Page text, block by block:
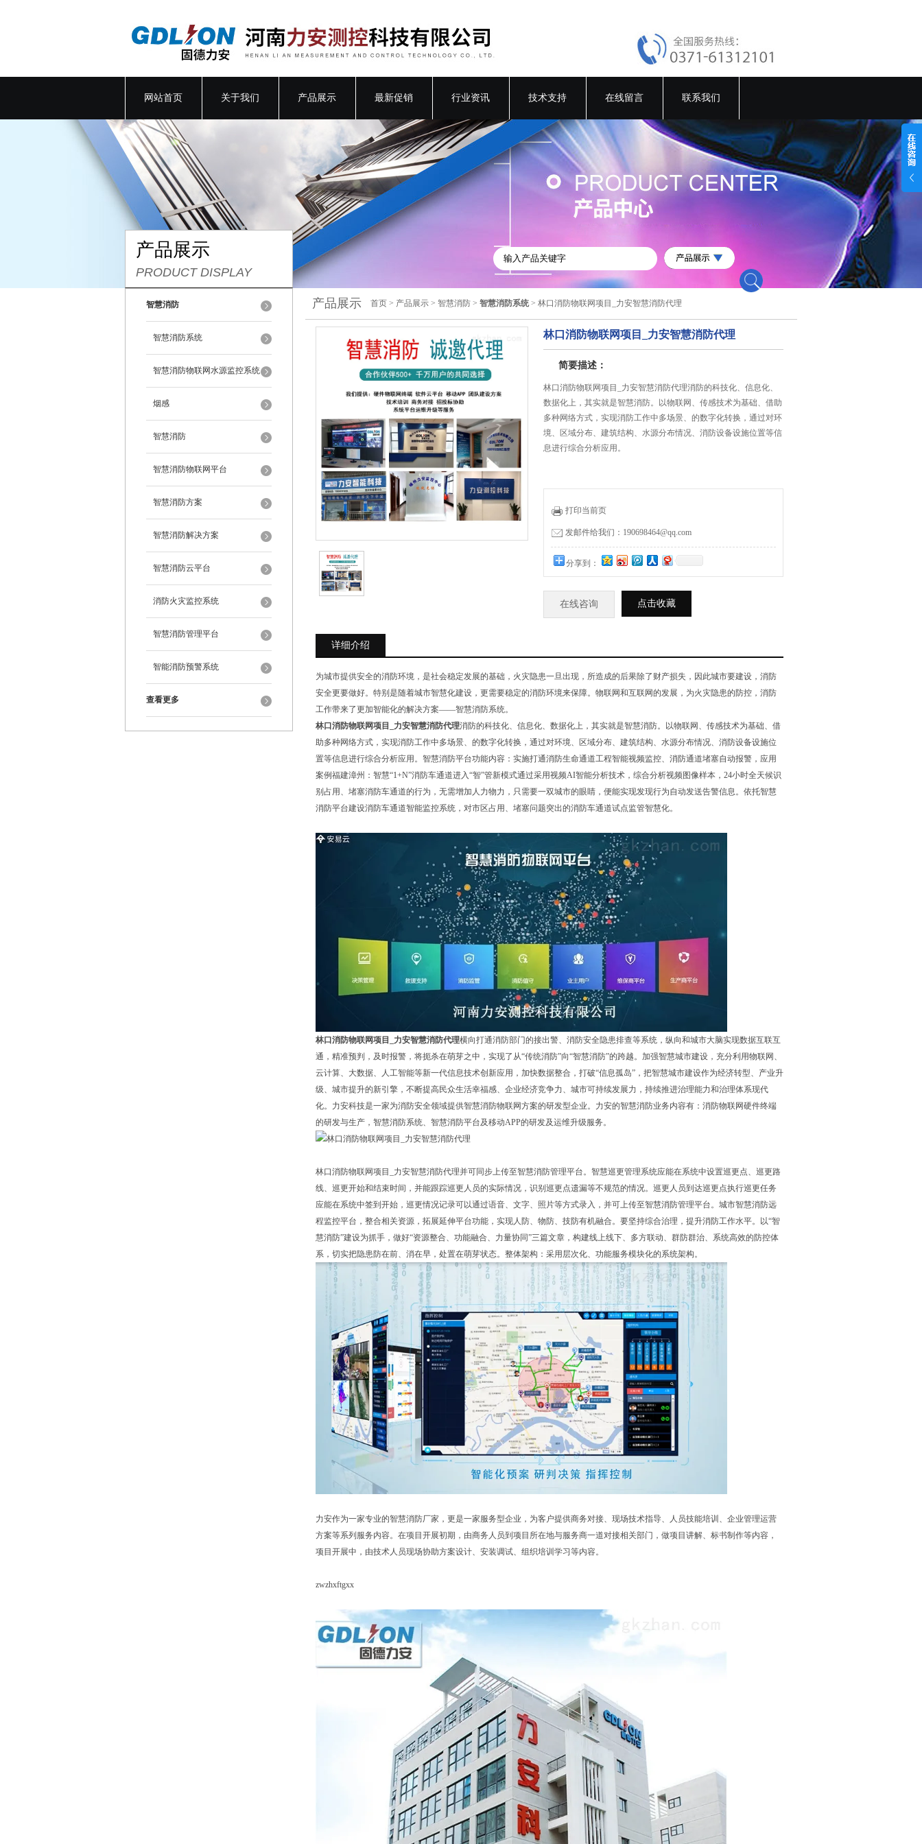
网站首页 关于我们 产品展示 最新促销 行业资讯 技术支持 在线留言 联系我们
产品展示
PRODUCT DISPLAY
智慧消防
智慧消防系统
智慧消防物联网水源监控系统
烟感
智慧消防
智慧消防物联网平台
智慧消防方案
智慧消防解决方案
智慧消防云平台
消防火灾监控系统
智慧消防管理平台
智能消防预警系统
查看更多
产品展示 首页 > 产品展示 > 智慧消防 > 智慧消防系统 > 林口消防物联网项目_力安智慧消防代理
林口消防物联网项目_力安智慧消防代理
简要描述：
林口消防物联网项目_力安智慧消防代理消防的科技化、信息化、
数据化上，其实就是智慧消防。以物联网、传感技术为基础、借助
多种网络方式，实现消防工作中多场景、的数字化转换，通过对环
境、区域分布、建筑结构、水源分布情况、消防设备设施位置等信
息进行综合分析应用。
打印当前页
发邮件给我们：190698464@qq.com
分享到：
在线咨询 点击收藏
详细介绍
为城市提供安全的消防环境，是社会稳定发展的基础，火灾隐患一旦出现，所造成的后果除了财产损失，因此城市要建设，消防
安全更要做好。特别是随着城市智慧化建设，更需要稳定的消防环境来保障。物联网和互联网的发展，为火灾隐患的防控，消防
工作带来了更加智能化的解决方案——智慧消防系统。
林口消防物联网项目_力安智慧消防代理消防的科技化、信息化、数据化上，其实就是智慧消防。以物联网、传感技术为基础、借
助多种网络方式，实现消防工作中多场景、的数字化转换，通过对环境、区域分布、建筑结构、水源分布情况、消防设备设施位
置等信息进行综合分析应用。智慧消防平台功能内容：实施打通消防生命通道工程智能视频监控、消防通道堵塞自动报警，应用
案例福建漳州：智慧“1+N”消防车通道进入“智”管新模式通过采用视频AI智能分析技术，综合分析视频图像样本，24小时全天候识
别占用、堵塞消防车通道的行为，无需增加人力物力，只需要一双城市的眼睛，便能实现发现行为自动发送告警信息。依托智慧
消防平台建设消防车通道智能监控系统，对市区占用、堵塞问题突出的消防车通道试点监管智慧化。
林口消防物联网项目_力安智慧消防代理横向打通消防部门的接出警、消防安全隐患排查等系统，纵向和城市大脑实现数据互联互
通，精准预判，及时报警，将扼杀在萌芽之中，实现了从“传统消防”向“智慧消防”的跨越。加强智慧城市建设，充分利用物联网、
云计算、大数据、人工智能等新一代信息技术创新应用，加快数据整合，打破“信息孤岛”，把智慧城市建设作为经济转型、产业升
级、城市提升的新引擎，不断提高民众生活幸福感、企业经济竞争力、城市可持续发展力，持续推进治理能力和治理体系现代
化。力安科技是一家为消防安全领域提供智慧消防物联网方案的研发型企业。力安的智慧消防业务内容有：消防物联网硬件终端
的研发与生产，智慧消防系统、智慧消防平台及移动APP的研发及运维升级服务。
林口消防物联网项目_力安智慧消防代理并可同步上传至智慧消防管理平台。智慧巡更管理系统应能在系统中设置巡更点、巡更路
线、巡更开始和结束时间，并能跟踪巡更人员的实际情况，识别巡更点遗漏等不规范的情况。巡更人员到达巡更点执行巡更任务
应能在系统中签到开始，巡更情况记录可以通过语音、文字、照片等方式录入，并可上传至智慧消防管理平台。城市智慧消防远
程监控平台，整合相关资源，拓展延伸平台功能，实现人防、物防、技防有机融合。要坚持综合治理，提升消防工作水平。以“智
慧消防”建设为抓手，做好“资源整合、功能融合、力量协同”三篇文章，构建线上线下、多方联动、群防群治、系统高效的防控体
系，切实把隐患防在前、消在早，处置在萌芽状态。整体架构：采用层次化、功能服务模块化的系统架构。
力安作为一家专业的智慧消防厂家，更是一家服务型企业，为客户提供商务对接、现场技术指导、人员技能培训、企业管理运营
方案等系列服务内容。在项目开展初期，由商务人员到项目所在地与服务商一道对接相关部门，做项目讲解、标书制作等内容，
项目开展中，由技术人员现场协助方案设计、安装调试、组织培训学习等内容。
zwzhxftgxx